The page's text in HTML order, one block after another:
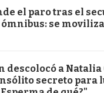
el paro tras el
se
descolocó a
secreto para